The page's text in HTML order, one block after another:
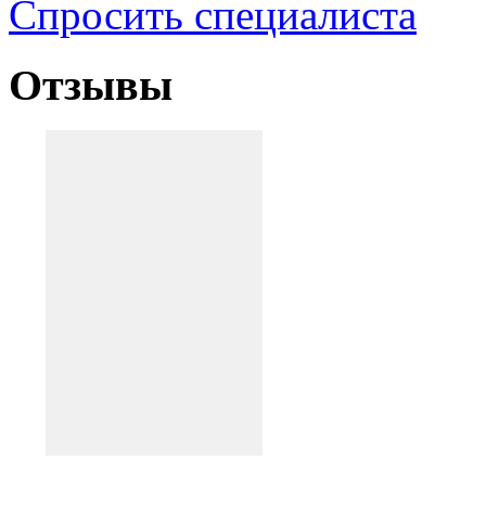
Спросить специалиста
Отзывы